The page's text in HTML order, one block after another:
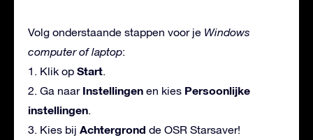
Volg onderstaande stappen voor je Windows
computer of laptop:
1. Klik op Start
2. Ga naar Instellingen en kies Persoonlijke
instellingen
3. Kies bij Achtergrond de OSR Starsaver!